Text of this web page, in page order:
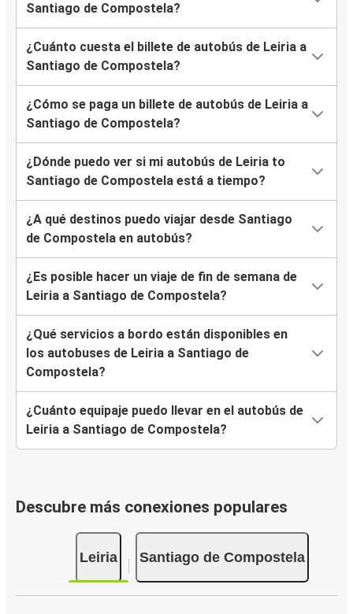
Santiago de Compostela?
¿Cuánto cuesta el billete de autobús de Leiria a
Santiago de Compostela?
¿Cómo se paga un billete de autobús de Leiria a
Santiago de Compostela?
¿Dónde puedo ver si mi autobús de Leiria to
Santiago de Compostela está a tiempo?
¿A qué destinos puedo viajar desde Santiago
de Compostela en autobús?
¿Es posible hacer un viaje de fin de semana de
Leiria a Santiago de Compostela?
¿Qué servicios a bordo están disponibles en
los autobuses de Leiria a Santiago de
Compostela?
¿Cuánto equipaje puedo llevar en el autobús de
Leiria a Santiago de Compostela?
Descubre más conexiones populares
Leiria Santiago de Compostela